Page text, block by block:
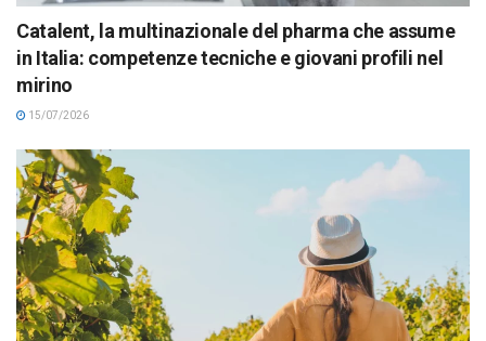
Catalent, la multinazionale del pharma che assume
in Italia: competenze tecniche e giovani profili nel
mirino
15/07/2026